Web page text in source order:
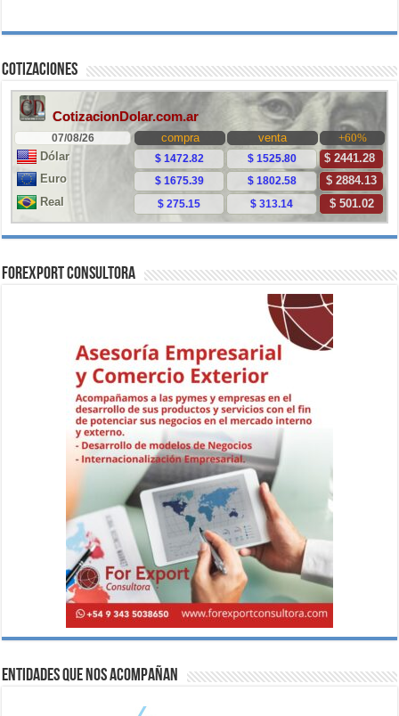
Cotizaciones
ForExport Consultora
Entidades que nos acompañan